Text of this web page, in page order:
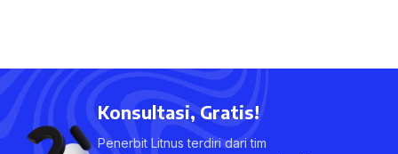
Konsultasi, Gratis!
Penerbit Litnus terdiri dari tim